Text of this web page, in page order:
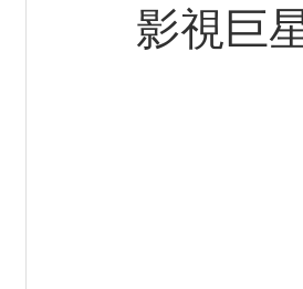
影視巨